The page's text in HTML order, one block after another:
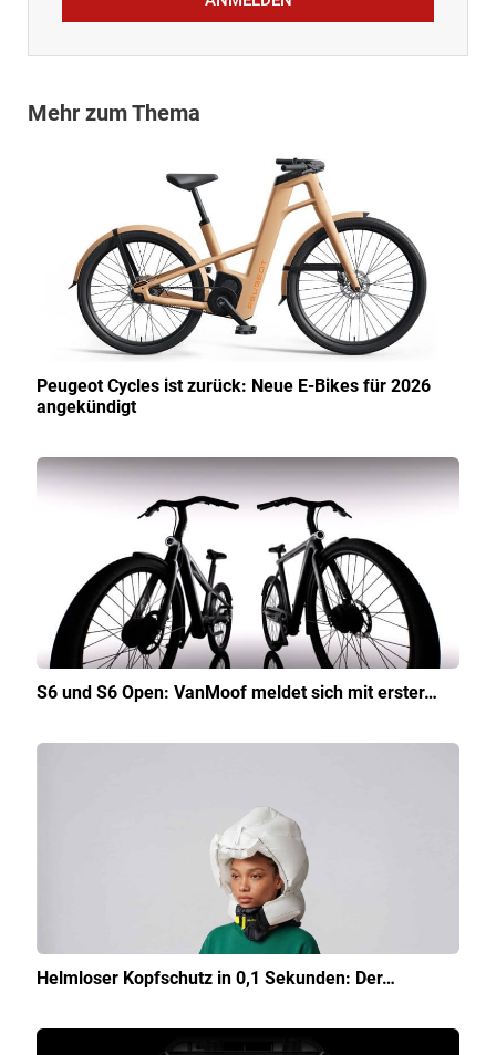
Mehr zum Thema
Peugeot Cycles ist zurück: Neue E-Bikes für 2026
angekündigt
S6 und S6 Open: VanMoof meldet sich mit erster…
Helmloser Kopfschutz in 0,1 Sekunden: Der…